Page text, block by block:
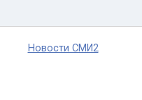
Новости СМИ2